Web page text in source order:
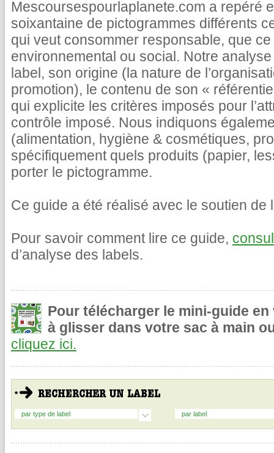
Mescoursespourlaplanete.com a repéré
soixantaine de pictogrammes différents
qui veut consommer responsable, que ce
environnemental ou social. Notre
label, son origine (la nature de
promotion), le contenu de son «
qui explicite les critères imposés pour
contrôle imposé. Nous indiquons
(alimentation, hygiène & cosmétiques,
spécifiquement quels produits (papier,
porter le pictogramme.
Ce guide a été réalisé avec le soutien de
Pour savoir comment lire ce guide,
d’analyse des labels.
Pour télécharger le mini-guide
à glisser dans votre sac à main
cliquez ici.
par type de label par label